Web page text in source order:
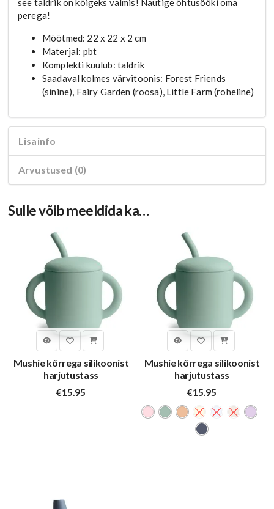
see taldrik on kõigeks valmis! Nautige õhtusööki oma
perega!
Mõõtmed: 22 x 22 x 2 cm
Materjal: pbt
Komplekti kuulub: taldrik
Saadaval kolmes värvitoonis: Forest Friends
(sinine), Fairy Garden (roosa), Little Farm (roheline)
Lisainfo
Arvustused (0)
Sulle võib meeldida ka…
Mushie kõrrega silikoonist
harjutustass
€15.95
Mushie kõrrega silikoonist
harjutustass
€15.95